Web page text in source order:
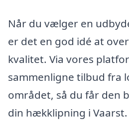
Når du vælger en
er det en god idé at
kvalitet. Via vores
sammenligne tilbud fra
området, så du får den
din hækklipning i Vaarst.